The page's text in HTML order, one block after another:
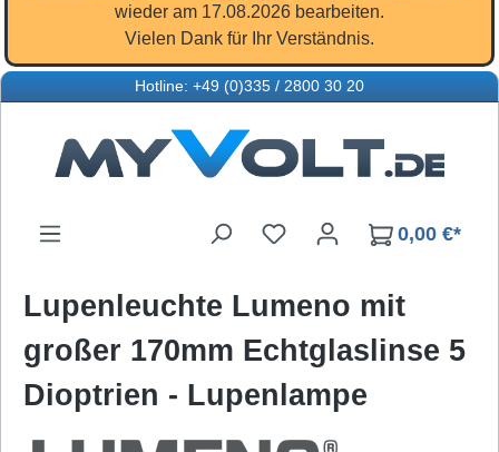
wieder am 17.08.2026 bearbeiten.
Vielen Dank für Ihr Verständnis.
Hotline: +49 (0)335 / 2800 30 20
Du hast 0 Produkte auf
0,00 €*
Lupenleuchte Lumeno mit
großer 170mm Echtglaslinse 5
Dioptrien - Lupenlampe